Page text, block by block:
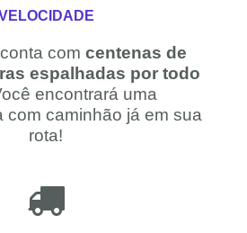
com centenas de
espalhadas por todo
encontrará uma
com caminhão já em sua
rota!